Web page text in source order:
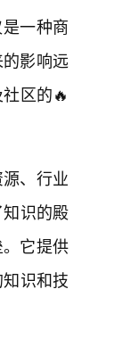
一种商
影响远
区的🔥
、行业
识的殿
它提供
识和技